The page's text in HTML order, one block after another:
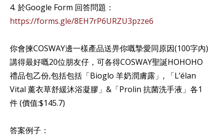
4. 於Google Form 回答問題：
https://forms.gle/8EH7rP6URZU3pzze6
你會揀COSWAY邊一樣產品送畀你嘅摯愛同原因(100字內)
講得最好嘅20位朋友仔，可各得COSWAY聖誕HOHOHO
禮品包乙份,包括包括「Bioglo 羊奶潤膚露」, 「L’élan
Vital 薰衣草舒緩沐浴凝膠」&「Prolin 抗菌洗手液」各1
件 (價值:$145.7)
答案例子：